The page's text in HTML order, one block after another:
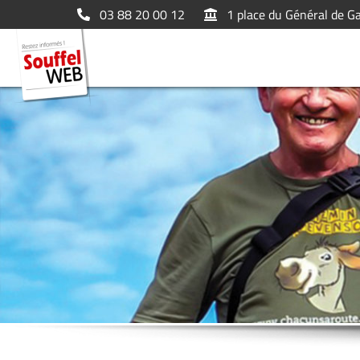
03 88 20 00 12 1 place du Général de